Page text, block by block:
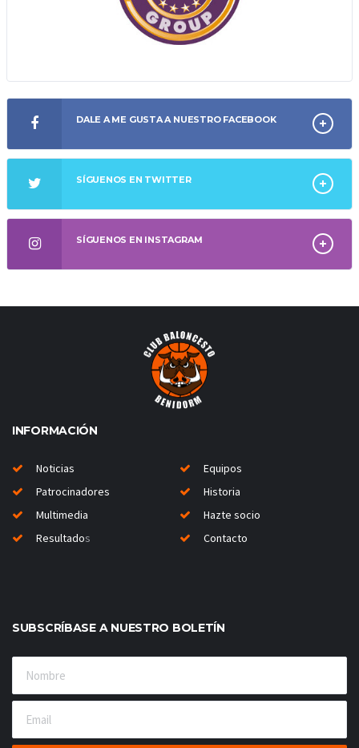
DALE A ME GUSTA A NUESTRO FACEBOOK
SÍGUENOS EN TWITTER
SÍGUENOS EN INSTAGRAM
INFORMACIÓN
Noticias
Equipos
Patrocinadores
Historia
Multimedia
Hazte socio
Resultados Contacto
SUBSCRÍBASE A NUESTRO BOLETÍN